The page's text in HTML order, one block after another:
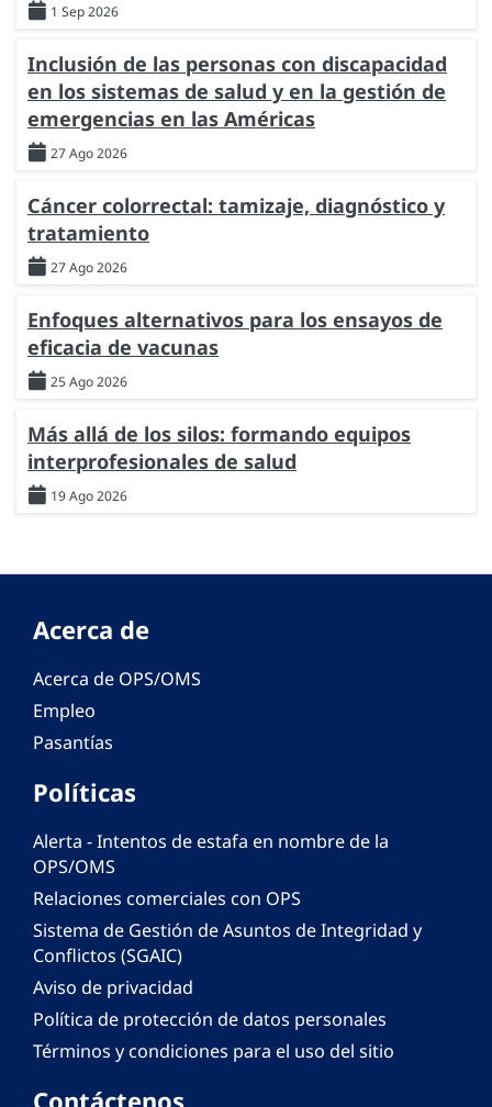
1 Sep 2026
Inclusión de las personas con discapacidad
en los sistemas de salud y en la gestión de
emergencias en las Américas
27 Ago 2026
Cáncer colorrectal: tamizaje, diagnóstico y
tratamiento
27 Ago 2026
Enfoques alternativos para los ensayos de
eficacia de vacunas
25 Ago 2026
Más allá de los silos: formando equipos
interprofesionales de salud
19 Ago 2026
Acerca de
Acerca de OPS/OMS
Empleo
Pasantías
Políticas
Alerta - Intentos de estafa en nombre de la
OPS/OMS
Relaciones comerciales con OPS
Sistema de Gestión de Asuntos de Integridad y
Conflictos (SGAIC)
Aviso de privacidad
Política de protección de datos personales
Términos y condiciones para el uso del sitio